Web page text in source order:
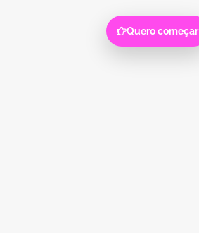
Quero começar